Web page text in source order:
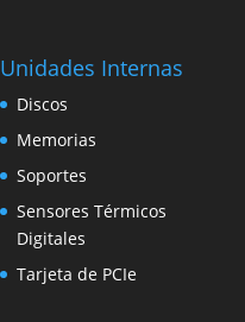
Unidades Internas
Discos
Memorias
Soportes
Sensores Térmicos
Digitales
Tarjeta de PCIe